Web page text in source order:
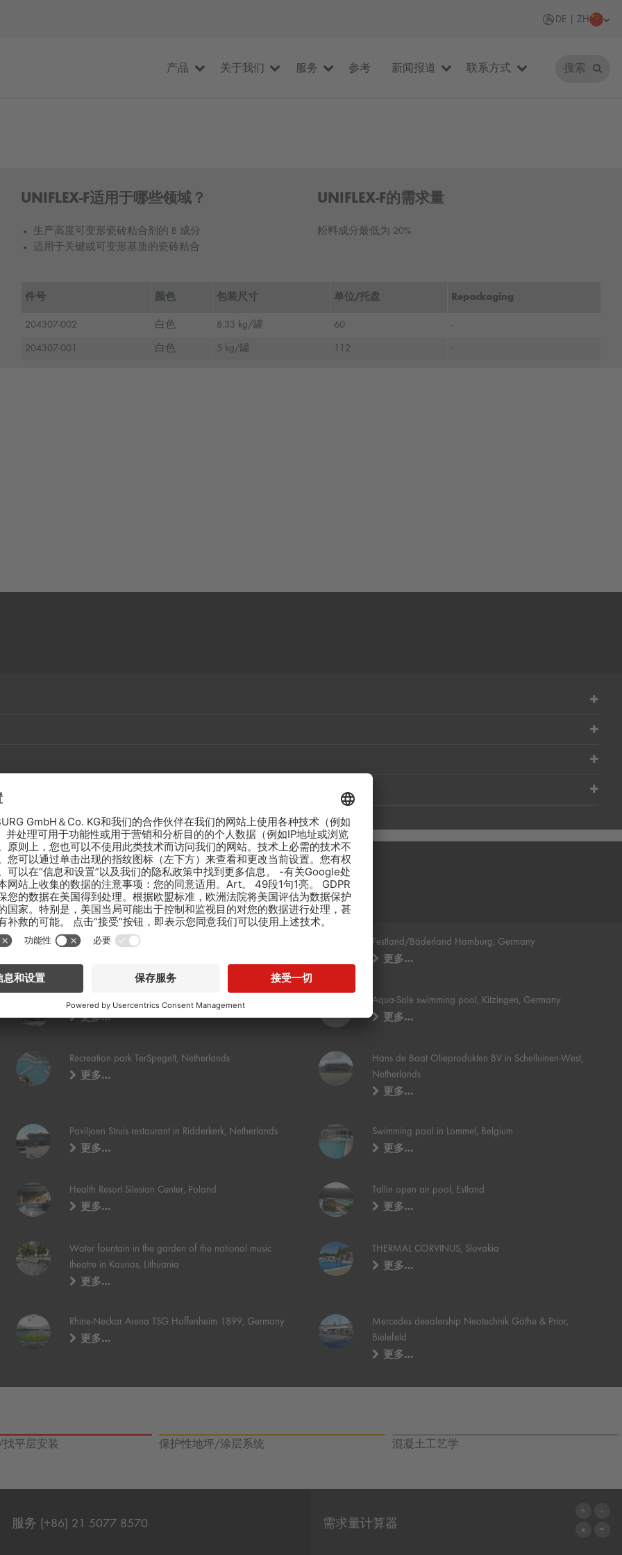
DE | ZH
产品 关于我们 服务 参考 新闻报道 联系方式 搜索
UNIFLEX-F适用于哪些领域？
生产高度可变形瓷砖粘合剂的 B 成分
适用于关键或可变形基质的瓷砖粘合
UNIFLEX-F的需求量
粉料成分最低为 20%
件号 颜色 包装尺寸 单位/托盘 Repackaging
204307-002 白色 8.33 kg/罐 60 -
204307-001 白色 5 kg/罐 112 -
5 star hotel in St. Truskavetz, Ukraine
Festland/Bäderland Hamburg, Germany
更多…
Ondrej Nepela ice stadium, Bratislava, Slovakia
更多…
Aqua-Sole swimming pool, Kitzingen, Germany
更多…
Recreation park TerSpegelt, Netherlands
更多…
Hans de Baat Olieprodukten BV in Schelluinen-West,
Netherlands
更多…
Paviljoen Struis restaurant in Ridderkerk, Netherlands
更多…
Swimming pool in Lommel, Belgium
更多…
Health Resort Silesian Center, Poland
更多…
Tallin open air pool, Estland
更多…
Water fountain in the garden of the national music
theatre in Kaunas, Lithuania
更多…
THERMAL CORVINUS, Slovakia
更多…
Rhine-Neckar Arena TSG Hoffenheim 1899, Germany
更多…
Mercedes deealership Neotechnik Göthe & Prior,
Bielefeld
更多…
平层安装 保护性地坪/涂层系统 混凝土工艺学
服务 (+86) 21 5077 8570 需求量计算器